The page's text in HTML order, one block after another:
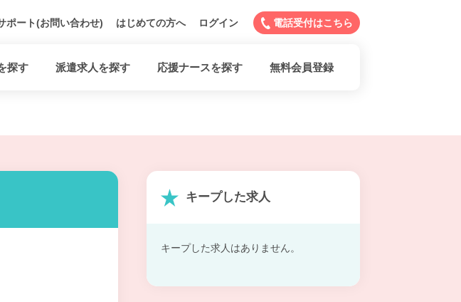
ポート(お問い合わせ) はじめての方へ ログイン 電話受付はこちら
探す 派遣求人を探す 応援ナースを探す 無料会員登録
キープした求人
キープした求人はありません。